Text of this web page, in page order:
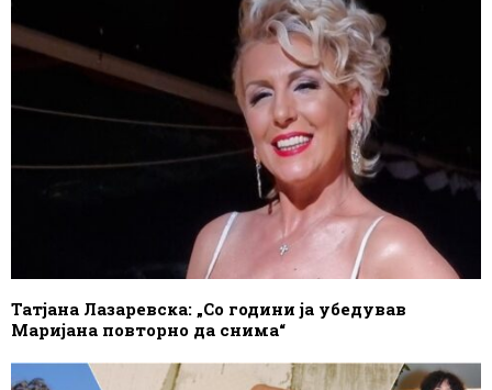
Татјана Лазаревска: „Со години ја убедував
Маријана повторно да снима“